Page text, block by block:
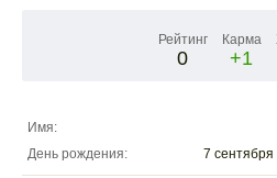
Рейтинг
0
Карма
+1
Имя:
День рождения:
7